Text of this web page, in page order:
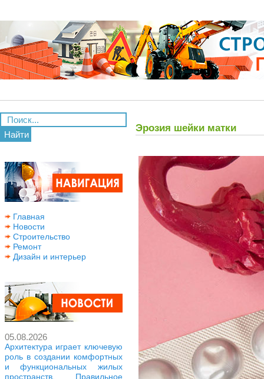
Найти
Главная
Новости
Строительство
Ремонт
Дизайн и интерьер
05.08.2026
Архитектура играет ключевую
роль в создании комфортных
и функциональных жилых
пространств. Правильное
Эрозия шейки матки